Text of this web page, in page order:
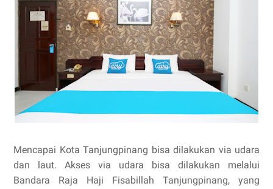
Mencapai Kota Tanjungpinang bisa dilakukan via udara
dan laut. Akses via udara bisa dilakukan melalui
Bandara Raja Haji Fisabillah Tanjungpinang, yang